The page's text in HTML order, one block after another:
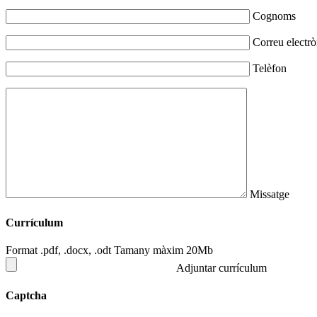
Cognoms
Correu
Telèfon
Missatge
Currículum
Format .pdf, .docx, .odt Tamany màxim 20Mb
Adjuntar currículum
Captcha